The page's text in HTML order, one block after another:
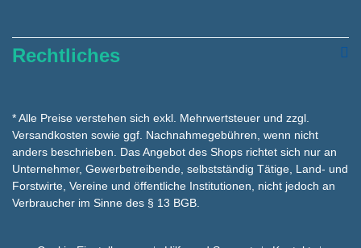
Rechtliches
* Alle Preise verstehen sich exkl. Mehrwertsteuer und zzgl.
Versandkosten sowie ggf. Nachnahmegebühren, wenn nicht
anders beschrieben. Das Angebot des Shops richtet sich nur an
Unternehmer, Gewerbetreibende, selbstständig Tätige, Land- und
Forstwirte, Vereine und öffentliche Institutionen, nicht jedoch an
Verbraucher im Sinne des § 13 BGB.